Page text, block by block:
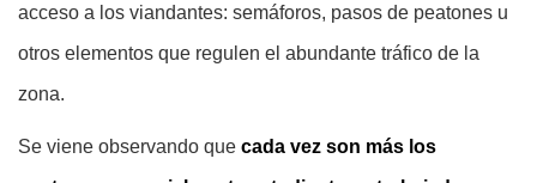
acceso a los viandantes: semáforos, pasos de peatones u
otros elementos que regulen el abundante tráfico de la
zona.
Se viene observando que cada vez son más los